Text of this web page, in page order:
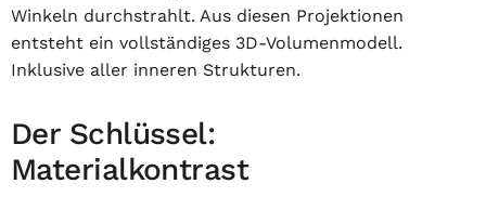
Winkeln durchstrahlt. Aus diesen Projektionen
entsteht ein vollständiges 3D-Volumenmodell.
Inklusive aller inneren Strukturen.
Der Schlüssel:
Materialkontrast